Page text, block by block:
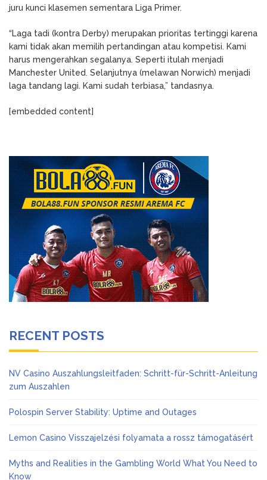
juru kunci klasemen sementara Liga Primer.
“Laga tadi (kontra Derby) merupakan prioritas tertinggi karena
kami tidak akan memilih pertandingan atau kompetisi. Kami
harus mengerahkan segalanya. Seperti itulah menjadi
Manchester United. Selanjutnya (melawan Norwich) menjadi
laga tandang lagi. Kami sudah terbiasa,” tandasnya.
[embedded content]
RECENT POSTS
NV Casino Auszahlungsleitfaden: Schritt-für-Schritt-Anleitung
zum Auszahlen
Polospin Server Stability: Uptime and Outages
Lemon Casino Visszajelzési folyamata a rossz támogatásért
Myths and Realities in the Gambling World What You Need to
Know